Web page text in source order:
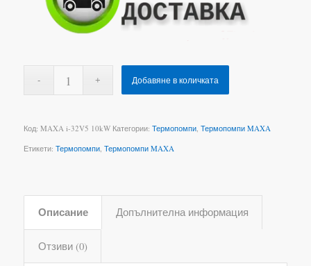
Добавяне в количката
Код: MAXA i-32V5 10kW Категории: Термопомпи, Термопомпи MAXA
Етикети: Термопомпи, Термопомпи MAXA
Описание Допълнителна информация
Отзиви (0)